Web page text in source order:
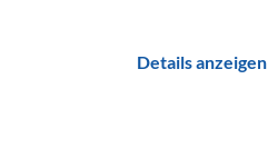
Details anzeigen